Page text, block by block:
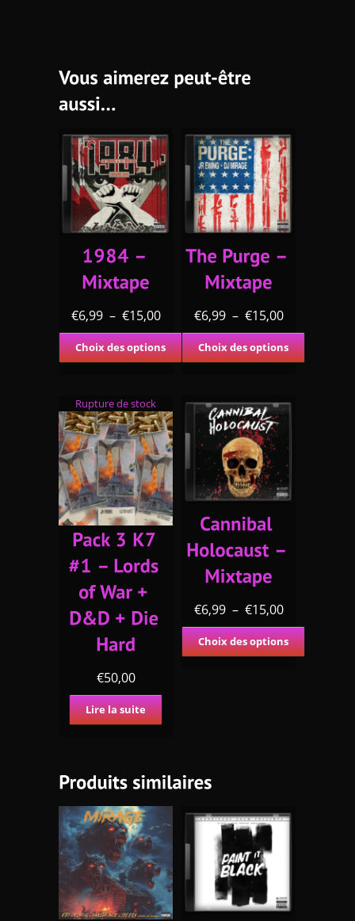
€6,99 – €15,00
Choix des options
€6,99 – €15,00
Choix des options
Rupture de stock
€50,00
Lire la suite
€6,99 – €15,00
Choix des options